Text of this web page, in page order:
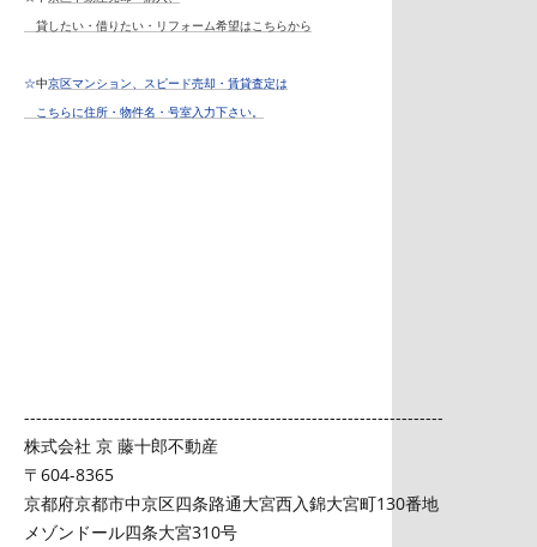
貸したい・借りたい・リフォーム希望はこちらから
☆中京区マンション、スピード売却・賃貸査定は
こちらに住所・物件名・号室入力下さい。
----------------------------------------------------------------------
株式会社 京 藤十郎不動産
〒604-8365
京都府京都市中京区四条路通大宮西入錦大宮町130番地
メゾンドール四条大宮310号